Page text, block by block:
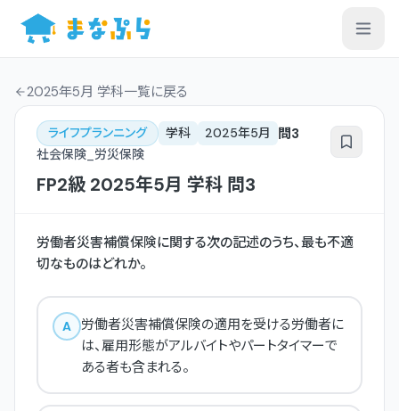
2025年5月 学科一覧に戻る
ライフプランニング 学科 2025年5月 問3
社会保険_労災保険
FP2級 2025年5月 学科 問3
労働者災害補償保険に関する次の記述のうち、最も不適
切なものはどれか。
A
労働者災害補償保険の適用を受ける労働者に
は、雇用形態がアルバイトやパートタイマーで
ある者も含まれる。